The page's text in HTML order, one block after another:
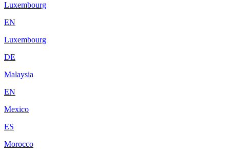
Luxembourg
EN
Luxembourg
DE
Malaysia
EN
Mexico
ES
Morocco